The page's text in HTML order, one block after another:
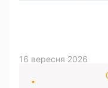
16 вересня 2026